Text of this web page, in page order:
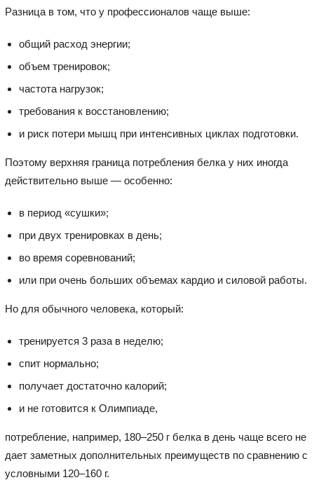
Разница в том, что у профессионалов чаще выше:
общий расход энергии;
объем тренировок;
частота нагрузок;
требования к восстановлению;
и риск потери мышц при интенсивных циклах подготовки.
Поэтому верхняя граница потребления белка у них иногда
действительно выше — особенно:
в период «сушки»;
при двух тренировках в день;
во время соревнований;
или при очень больших объемах кардио и силовой работы.
Но для обычного человека, который:
тренируется 3 раза в неделю;
спит нормально;
получает достаточно калорий;
и не готовится к Олимпиаде,
потребление, например, 180–250 г белка в день чаще всего не
дает заметных дополнительных преимуществ по сравнению с
условными 120–160 г.